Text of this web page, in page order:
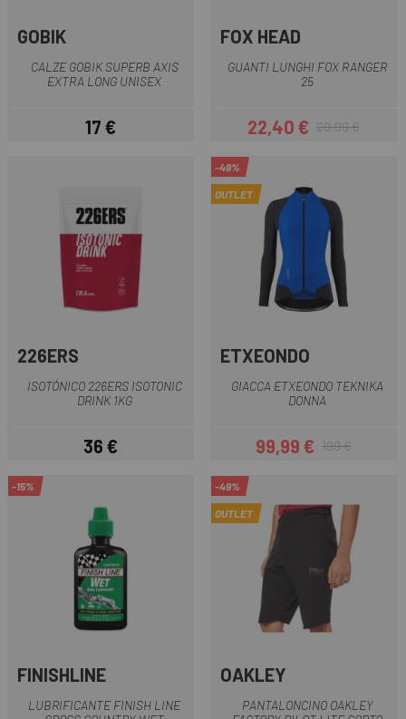
GOBIK
CALZE GOBIK SUPERB AXIS
EXTRA LONG UNISEX
Prezzo
17 €
FOX HEAD
GUANTI LUNGHI FOX RANGER
25
Prezzo
22,40 €Prezzo base
29,99 €
226ERS
ISOTÓNICO 226ERS ISOTONIC
DRINK 1KG
Prezzo
36 €
-49%
OUTLET
ETXEONDO
GIACCA ETXEONDO TEKNIKA
DONNA
Prezzo
99,99 €Prezzo base
199 €
-15%
FINISHLINE
LUBRIFICANTE FINISH LINE
-49%
OUTLET
OAKLEY
PANTALONCINO OAKLEY